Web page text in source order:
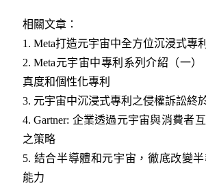
相關文章：
1. Meta打造元宇宙中全方位沉浸式專
2.Meta元宇宙中專利系列介紹（一
真度和個性化專利
3. 元宇宙中沉浸式專利之侵權訴訟終
4.Gartner: 企業透過元宇宙與消費者
之策略
5. 結合半導體和元宇宙，徹底改變
能力